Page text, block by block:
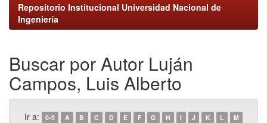
Repositorio Institucional Universidad Nacional de
Ingeniería
Buscar por Autor Luján
Campos, Luis Alberto
Ir a: 0-9 A B C D E F G H I J K L
M